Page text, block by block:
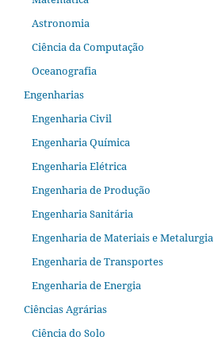
Astronomia
Ciência da Computação
Oceanografia
Engenharias
Engenharia Civil
Engenharia Química
Engenharia Elétrica
Engenharia de Produção
Engenharia Sanitária
Engenharia de Materiais e Metalurgia
Engenharia de Transportes
Engenharia de Energia
Ciências Agrárias
Ciência do Solo